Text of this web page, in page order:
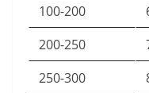
100-200
200-250
250-300